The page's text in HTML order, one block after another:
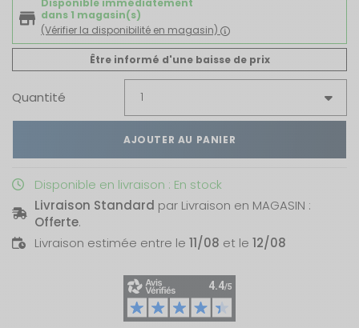
Disponible immédiatement
dans 1 magasin(s)
(Vérifier la disponibilité en magasin)
Être informé d'une baisse de prix
Quantité
AJOUTER AU PANIER
Disponible en livraison : En stock
Livraison Standard par Livraison en MAGASIN :
Offerte.
Livraison estimée entre le 11/08 et le 12/08